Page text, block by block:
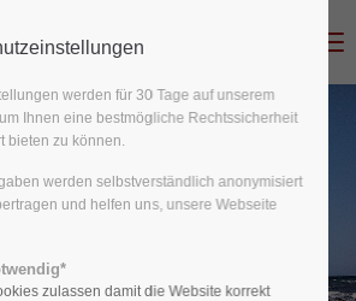
Ostsee
werden für 30 Tage auf unserem
Ihnen eine bestmögliche Rechtssicherheit
bieten zu können.
werden selbstverständlich anonymisiert
und helfen uns, unsere Webseite
zulassen damit die Website korrekt